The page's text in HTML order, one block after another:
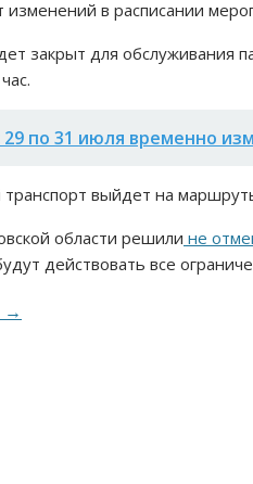
изменений в расписании
закрыт для обслуживания
29 по 31 июля временно
выйдет на
области решили не
действовать все
→